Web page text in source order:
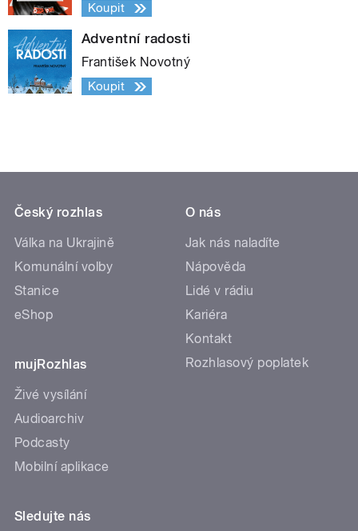
Koupit
Adventní radosti
František Novotný
Koupit
Český rozhlas
Válka na Ukrajině
Komunální volby
Stanice
eShop
mujRozhlas
Živé vysílání
Audioarchiv
Podcasty
Mobilní aplikace
O nás
Jak nás naladíte
Nápověda
Lidé v rádiu
Kariéra
Kontakt
Rozhlasový poplatek
Sledujte nás